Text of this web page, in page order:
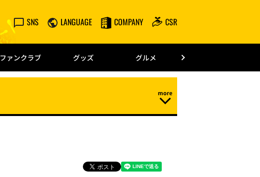
SNS LANGUAGE COMPANY CSR
ファンクラブ グッズ グルメ